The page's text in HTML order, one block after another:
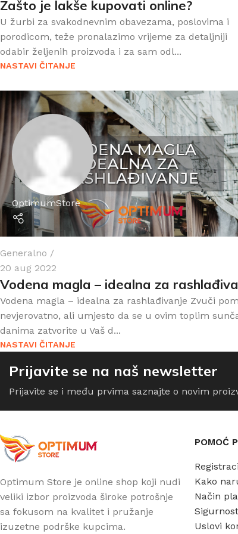
Zašto je lakše kupovati online?
U žurbi za svakodnevnim obavezama, poslovima i
porodicom, teže pronalazimo vrijeme za detaljniji
odabir željenih proizvoda i za sam odl...
NASTAVI ČITANJE
OptimumStore
Generalno
20 aug 2022
Vodena magla – idealna za
Vodena magla – idealna za rashlađivanje Zvuči
nevjerovatno, ali umjesto da se u ovim toplim
danima zatvorite u Vaš d...
NASTAVI ČITANJE
Prijavite se na naš newsletter
Prijavite se i među prvima saznajte o novim
Optimum Store je online shop koji nudi
veliki izbor proizvoda široke potrošnje
sa fokusom na kvalitet i pružanje
izuzetne podrške kupcima.
POMOĆ
Kako
Način
Sigurnost
Uslovi